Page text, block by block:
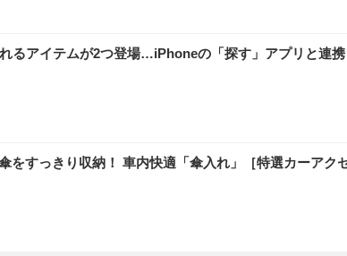
るアイテムが2つ登場…iPhoneの「探す」アプリと連携
をすっきり収納！ 車内快適「傘入れ」［特選カーアク